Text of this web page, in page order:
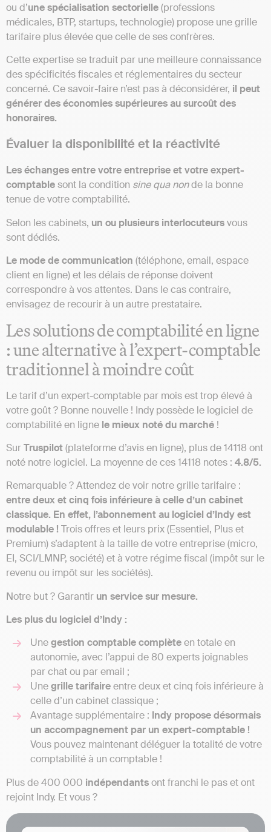
ou d’une spécialisation sectorielle(professions
médicales, BTP, startups, technologie) propose une grille
tarifaire plus élevée que celle de ses confrères.
Cette expertise se traduit par une meilleure connaissance
des spécificités fiscales et réglementaires du secteur
concerné. Ce savoir-faire n’est pas à déconsidérer, il peut
générer des économies supérieures au surcoût des
honoraires.
Évaluer la disponibilité et la réactivité
Les échanges entre votre entreprise et votre expert-
comptablesont la condition sine qua nonde la bonne
tenue de votre comptabilité.
Selon les cabinets, un ou plusieurs interlocuteursvous
sont dédiés.
Le mode de communication (téléphone, email, espace
client en ligne) et les délais de réponse doivent
correspondre à vos attentes. Dans le cas contraire,
envisagez de recourir à un autre prestataire.
Les solutions de comptabilité en ligne
: une alternative à l’expert-comptable
traditionnel à moindre coût
Le tarif d’un expert-comptable par mois est trop élevé à
votre goût ? Bonne nouvelle ! Indy possède le logiciel de
comptabilité en ligne le mieux noté du marché !
SurTruspilot(plateforme d’avis en ligne), plus de 14118 ont
noté notre logiciel. La moyenne de ces 14118 notes : 4.8/5.
Remarquable ? Attendez de voir notre grille tarifaire :
entre deux et cinq fois inférieure à celle d’un cabinet
classique. En effet, l’abonnement au logiciel d’Indy est
modulable ! Trois offres et leurs prix (Essentiel, Plus et
Premium) s’adaptent à la taille de votre entreprise (micro,
EI, SCI/LMNP, société) et à votre régime fiscal (impôt sur le
revenu ou impôt sur les sociétés).
Notre but ? Garantir un service sur mesure.
Les plus du logiciel d’Indy :
Unegestion comptablecomplèteen totale en
autonomie, avec l’appui de 80 experts joignables
par chat ou par email ;
Unegrilletarifaireentre deux et cinq fois inférieure à
celle d’un cabinet classique ;
Avantage supplémentaire : Indy propose désormais
un accompagnement par un expert-comptable !
Vous pouvez maintenant déléguer la totalité de votre
comptabilité à un comptable !
Plus de 400 000 indépendantsont franchi le pas et ont
rejoint Indy. Et vous ?